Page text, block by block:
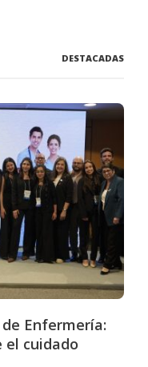
DESTACADAS
Enfermería:
el cuidado